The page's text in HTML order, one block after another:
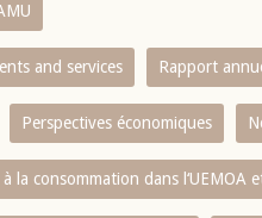
and services Rapport
Perspectives économiques
la consommation dans l‘UEMOA